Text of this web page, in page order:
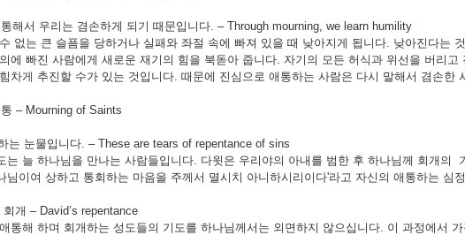
해서 우리는 겸손하게 되기 때문입니다. – Through mourning, we learn humility
없는 큰 슬픔을 당하거나 실패와 좌절 속에 빠져 있을 때 낮아지게 됩니다. 낮아진다는
에 빠진 사람에게 새로운 재기의 힘을 북돋아 줍니다. 자기의 모든 허식과 위선을 버리
차게 추진할 수가 있는 것입니다. 때문에 진심으로 애통하는 사람은 다시 말해서 겸손한
– Mourning of Saints
는 눈물입니다. – These are tears of repentance of sins
는 늘 하나님을 만나는 사람들입니다. 다윗은 우리야의 아내를 범한 후 하나님께 회개의
님이여 상하고 통회하는 마음을 주께서 멸시치 아니하시리이다'라고 자신의 애통하는 심
개 – David’s repentance
통해 하며 회개하는 성도들의 기도를 하나님께서는 외면하지 않으십니다. 이 과정에서